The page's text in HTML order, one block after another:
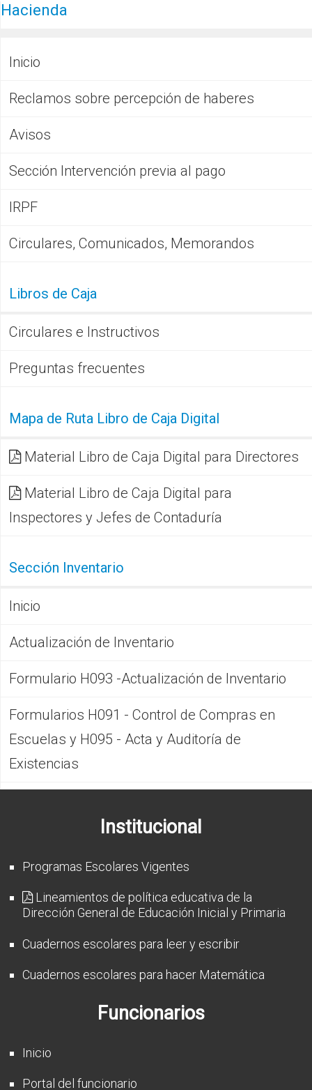
Hacienda
Inicio
Reclamos sobre percepción de haberes
Avisos
Sección Intervención previa al pago
IRPF
Circulares, Comunicados, Memorandos
Libros de Caja
Circulares e Instructivos
Preguntas frecuentes
Mapa de Ruta Libro de Caja Digital
Material Libro de Caja Digital para Directores
Material Libro de Caja Digital para
Inspectores y Jefes de Contaduría
Sección Inventario
Inicio
Actualización de Inventario
Formulario H093 -Actualización de Inventario
Formularios H091 - Control de Compras en
Escuelas y H095 - Acta y Auditoría de
Existencias
Institucional
Programas Escolares Vigentes
Lineamientos de política educativa de la
Dirección General de Educación Inicial y Primaria
Cuadernos escolares para leer y escribir
Cuadernos escolares para hacer Matemática
Funcionarios
Inicio
Portal del funcionario